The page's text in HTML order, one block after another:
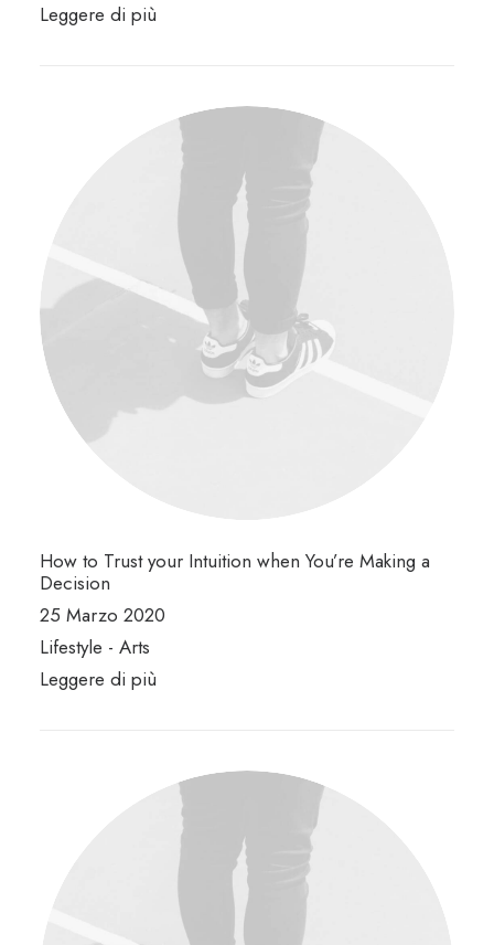
Leggere di più
How to Trust your Intuition when You’re Making a
Decision
25 Marzo 2020
Lifestyle - Arts
Leggere di più